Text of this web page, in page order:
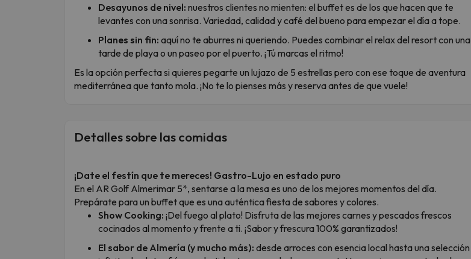
Desayunos de nivel: nuestros clientes no mienten: el buffet es de los que hacen que te
levantes con una sonrisa. Variedad, calidad y café del bueno para empezar el día a tope.
Planes sin fin: aquí no te aburres ni queriendo. Puedes combinar el relax del resort con una
tarde de playa o un paseo por el puerto. ¡Tú marcas el ritmo!
Es la opción perfecta si quieres pegarte un lujazo de 5 estrellas pero con ese toque de aventura
mediterránea que tanto mola. ¡No te lo pienses más y reserva antes de que vuele!
Detalles sobre las comidas
¡Date el festín que te mereces! Gastro-Lujo en estado puro
En el AR Golf Almerimar 5*, sentarse a la mesa es uno de los mejores momentos del día.
Prepárate para un buffet que es una auténtica fiesta de sabores y colores.
Show Cooking: ¡Del fuego al plato! Disfruta de las mejores carnes y pescados frescos
cocinados al momento y frente a ti. ¡Sabor y frescura 100% garantizados!
El sabor de Almería (y mucho más): desde arroces con esencia local hasta una selección